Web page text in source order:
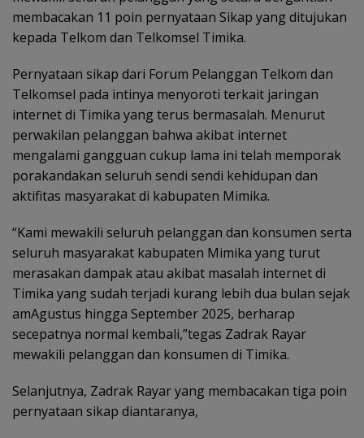
membacakan 11 poin pernyataan Sikap yang ditujukan
kepada Telkom dan Telkomsel Timika.
Pernyataan sikap dari Forum Pelanggan Telkom dan
Telkomsel pada intinya menyoroti terkait jaringan
internet di Timika yang terus bermasalah. Menurut
perwakilan pelanggan bahwa akibat internet
mengalami gangguan cukup lama ini telah memporak
porakandakan seluruh sendi sendi kehidupan dan
aktifitas masyarakat di kabupaten Mimika.
“Kami mewakili seluruh pelanggan dan konsumen serta
seluruh masyarakat kabupaten Mimika yang turut
merasakan dampak atau akibat masalah internet di
Timika yang sudah terjadi kurang lebih dua bulan sejak
amAgustus hingga September 2025, berharap
secepatnya normal kembali,”tegas Zadrak Rayar
mewakili pelanggan dan konsumen di Timika.
Selanjutnya, Zadrak Rayar yang membacakan tiga poin
pernyataan sikap diantaranya,